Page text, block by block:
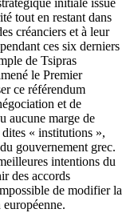
initiale issue
tout en restant dans
créanciers et à leur
ces six derniers
de Tsipras
le Premier
ce référendum
et de
aucune marge de
« institutions »,
gouvernement grec.
intentions du
des accords
de modifier la